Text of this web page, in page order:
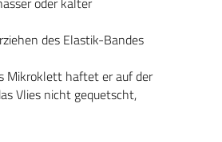
des Elastik-Bandes
Mikroklett haftet er auf der
Vlies nicht gequetscht,